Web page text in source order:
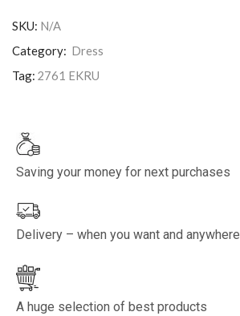
SKU: N/A
Category: Dress
Tag: 2761 EKRU
Saving your money for next purchases
Delivery – when you want and anywhere
A huge selection of best products